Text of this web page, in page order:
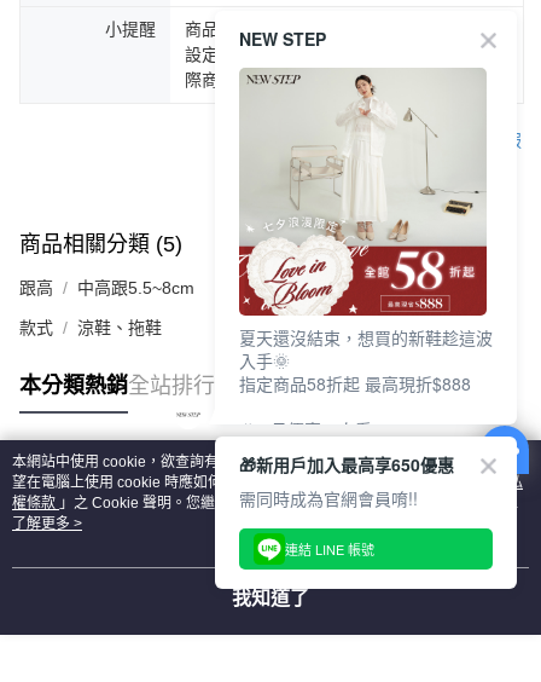
小提醒
商品圖片顏色會因拍攝燈光環境或個人螢幕
設定不同，而造成部份色差現象，顏色以實
際商品為主。
客服
商品相關分類 (5) 查看全部
跟高 中高跟5.5~8cm
款式 涼鞋、拖鞋
本分類熱銷全站排行
熱門標籤
本網站中使用 cookie，欲查詢有關本網站使用 cookie 方式之詳情，及若您不希
望在電腦上使用 cookie 時應如何變更電腦的 cookie 設定，請參閱本網站「
隱私
權條款 」之 Cookie 聲明。您繼續使用本網站即表示您同意本公司得按本網站使
用條款之 Cookie 聲明使用 cookie。
了解更多 >
我知道了
NEW STEP
夏天還沒結束，想買的新鞋趁這波
入手🌞
指定商品58折起 最高現折$888
🎉 8月優惠一次看
①LINE購物最高10%回饋
②每周限定品現折200
③指定商品58折起 最高現折$888
上班鞋、休閒鞋、涼鞋一次逛齊
好搭、出遊好走、聚會也漂亮
🎁新用戶加入最高享650優惠
需同時成為官網會員唷!!
連結 LINE 帳號